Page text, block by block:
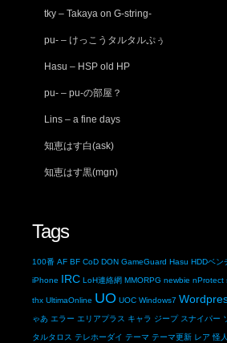
tky – Takaya on G-string-
pu- – けっこうタルタルぷぅ
Hasu – HSP old HP
pu- – pu-の部屋？
Lins – a fine days
知恵はす白(ask)
知恵はす黒(mgn)
Tags
100番 AF BF CoD DON GameGuard Hasu HDDベン
iPhone IRC LoH連絡網 MMORPG newbie nProtect
thx UltimaOnline UO UOC Windows7
ゃあ エラー エリアプラス キャラ ジープ スナイパー
タルタロス テレホーダイ テーマ テーマ更新 レア 怪人